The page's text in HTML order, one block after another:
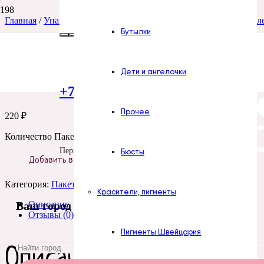
+7 (922) 300-51-06
Пермь
Бутылки
Дети и ангелочки
Прочее
Бюсты
Красители, пигменты
Пигменты Швейцария
Ваш город
Главная /Упаковка и оформление Пакеты с липкой
Пакеты с липкой
220 ₽
Количество Пакеты с липкой лентой 13*15 1 уп
Добавить в корзину
Категория: Пакеты с липкой лентой
Описание
Отзывы (0)